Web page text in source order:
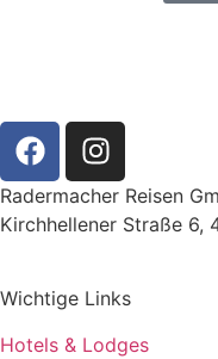
Radermacher Reisen
Kirchhellener Straße 6,
Wichtige Links
Hotels & Lodges